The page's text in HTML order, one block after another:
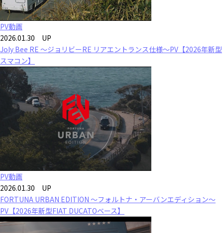
PV動画
2026.01.30 UP
Joly Bee RE ～ジョリビーRE リアエントランス仕様～PV【2026年新型
スマコン】
PV動画
2026.01.30 UP
FORTUNA URBAN EDITION ～フォルトナ・アーバンエディション～
PV【2026年新型FIAT DUCATOベース】